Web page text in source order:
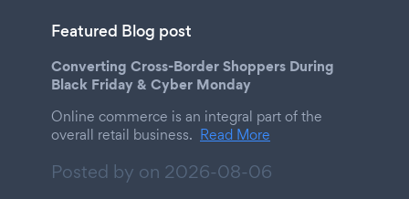
Featured Blog post
Converting Cross-Border Shoppers During
Black Friday & Cyber Monday
Online commerce is an integral part of the
overall retail business. Read More
Posted by on 2026-08-06